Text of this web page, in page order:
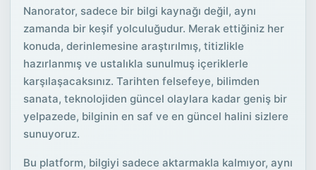
Nanorator, sadece bir bilgi kaynağı değil, aynı
zamanda bir keşif yolculuğudur. Merak ettiğiniz her
konuda, derinlemesine araştırılmış, titizlikle
hazırlanmış ve ustalıkla sunulmuş içeriklerle
karşılaşacaksınız. Tarihten felsefeye, bilimden
sanata, teknolojiden güncel olaylara kadar geniş bir
yelpazede, bilginin en saf ve en güncel halini sizlere
sunuyoruz.
Bu platform, bilgiyi sadece aktarmakla kalmıyor, aynı